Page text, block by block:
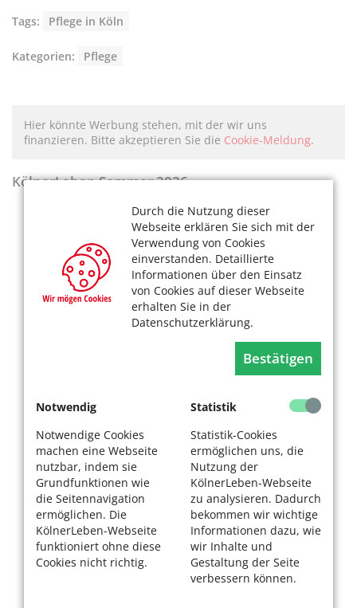
Durch die Nutzung dieser
Webseite erklären Sie sich mit der
Verwendung von Cookies
einverstanden. Detaillierte
Informationen über den Einsatz
von Cookies auf dieser Webseite
erhalten Sie in der
Datenschutzerklärung.
Bestätigen
Notwendig
Notwendige Cookies
machen eine Webseite
nutzbar, indem sie
Grundfunktionen wie
die Seitennavigation
ermöglichen. Die
KölnerLeben-Webseite
funktioniert ohne diese
Cookies nicht richtig.
Statistik
Statistik-Cookies
ermöglichen uns, die
Nutzung der
KölnerLeben-Webseite
zu analysieren. Dadurch
bekommen wir wichtige
Informationen dazu, wie
wir Inhalte und
Gestaltung der Seite
verbessern können.
Tags: Pflege in Köln
Kategorien: Pflege
Hier könnte Werbung stehen, mit der wir uns
finanzieren. Bitte akzeptieren Sie die Cookie-Meldung.
KölnerLeben Sommer 2026